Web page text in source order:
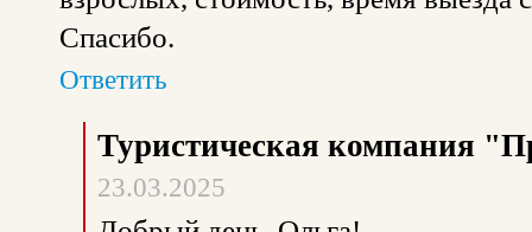
Спасибо.
Ответить
Туристическая компания
23.03.2025